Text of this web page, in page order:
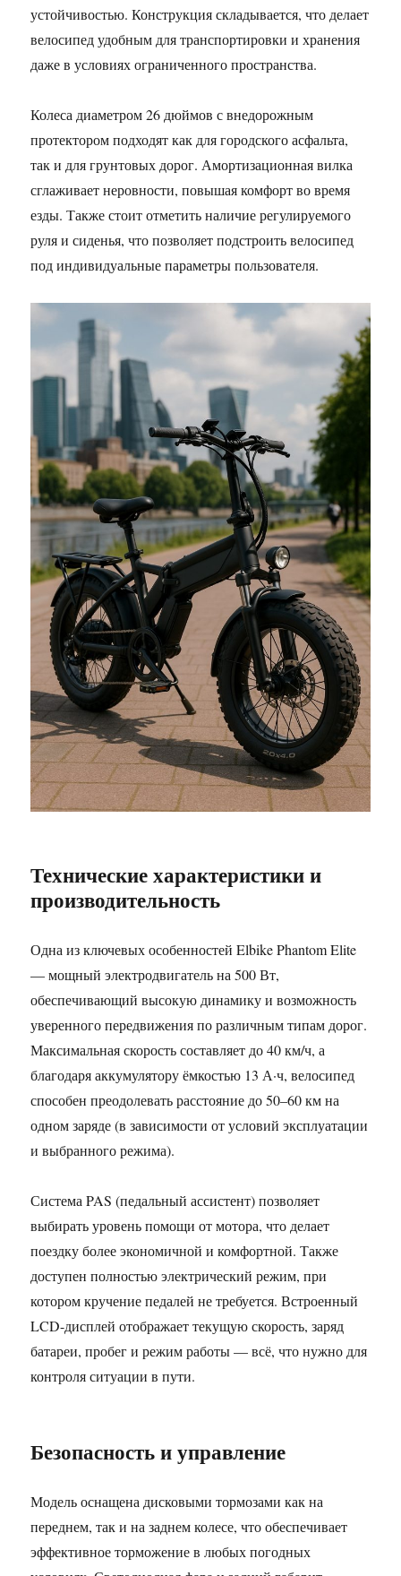
устойчивостью. Конструкция складывается, что делает
велосипед удобным для транспортировки и хранения
даже в условиях ограниченного пространства.
Колеса диаметром 26 дюймов с внедорожным
протектором подходят как для городского асфальта,
так и для грунтовых дорог. Амортизационная вилка
сглаживает неровности, повышая комфорт во время
езды. Также стоит отметить наличие регулируемого
руля и сиденья, что позволяет подстроить велосипед
под индивидуальные параметры пользователя.
Технические характеристики и
производительность
Одна из ключевых особенностей Elbike Phantom Elite
— мощный электродвигатель на 500 Вт,
обеспечивающий высокую динамику и возможность
уверенного передвижения по различным типам дорог.
Максимальная скорость составляет до 40 км/ч, а
благодаря аккумулятору ёмкостью 13 А·ч, велосипед
способен преодолевать расстояние до 50–60 км на
одном заряде (в зависимости от условий эксплуатации
и выбранного режима).
Система PAS (педальный ассистент) позволяет
выбирать уровень помощи от мотора, что делает
поездку более экономичной и комфортной. Также
доступен полностью электрический режим, при
котором кручение педалей не требуется. Встроенный
LCD-дисплей отображает текущую скорость, заряд
батареи, пробег и режим работы — всё, что нужно для
контроля ситуации в пути.
Безопасность и управление
Модель оснащена дисковыми тормозами как на
переднем, так и на заднем колесе, что обеспечивает
эффективное торможение в любых погодных